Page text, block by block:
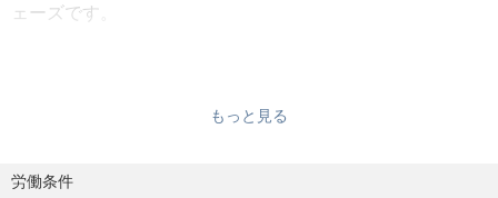
ェーズです。
新製品である「iwasemi OC-β」に関しては、共同開発を含
もっと見る
労働条件